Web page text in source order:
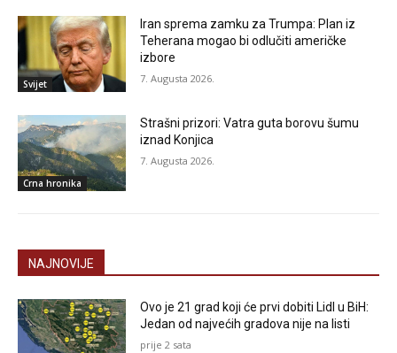
Svijet
Iran sprema zamku za Trumpa: Plan iz
Teherana mogao bi odlučiti američke
izbore
7. Augusta 2026.
Crna hronika
Strašni prizori: Vatra guta borovu šumu
iznad Konjica
7. Augusta 2026.
NAJNOVIJE
Ovo je 21 grad koji će prvi dobiti Lidl u BiH:
Jedan od najvećih gradova nije na listi
prije 2 sata